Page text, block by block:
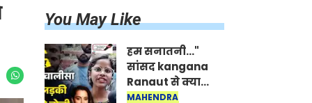
You May Like
हम सनातनी..."
सांसद kangana
Ranaut से क्या
बोली लड़की? Viral
MAHENDRA